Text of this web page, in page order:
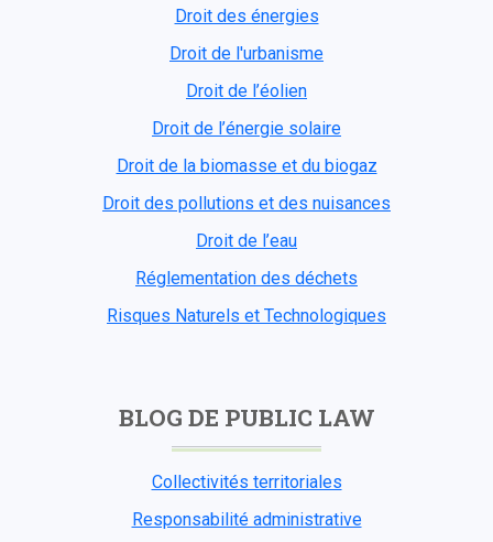
Droit des énergies
Droit de l'urbanisme
Droit de l’éolien
Droit de l’énergie solaire
Droit de la biomasse et du biogaz
Droit des pollutions et des nuisances
Droit de l’eau
Réglementation des déchets
Risques Naturels et Technologiques
BLOG DE PUBLIC LAW
Collectivités territoriales
Responsabilité administrative